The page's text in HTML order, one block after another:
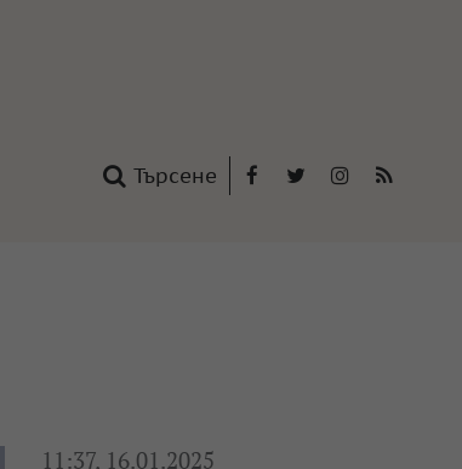
Търсене
11:37, 16.01.2025